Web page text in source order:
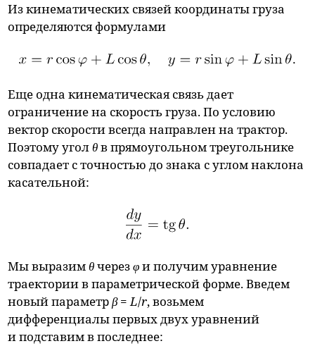
Из кинематических связей координаты груза
определяются формулами
Еще одна кинематическая связь дает
ограничение на скорость груза. По условию
вектор скорости всегда направлен на трактор.
Поэтому уголθв прямоугольном треугольнике
совпадает с точностью до знака с углом наклона
касательной:
Мы выразимθчерезφи получим уравнение
траектории в параметрической форме. Введем
новый параметрβ=L/r, возьмем
дифференциалы первых двух уравнений
и подставим в последнее: